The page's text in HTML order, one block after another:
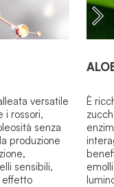
versatile
i rossori,
senza
produzione
sensibili,
effetto
È